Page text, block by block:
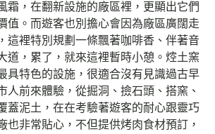
霜，在翻新設施的廠區裡，更顯出它們
值。而遊客也別擔心會因為廠區廣闊走
這裡特別規劃一條飄著咖啡香、伴著音
道，累了，就來這裡暫時小憩。焢土窯
具特色的設施，很適合沒有見識過古早
人前來體驗，從掘洞、撿石頭、搭窯、
蓋泥土，在在考驗著遊客的耐心跟靈巧
也非常貼心，不但提供烤肉食材預訂，